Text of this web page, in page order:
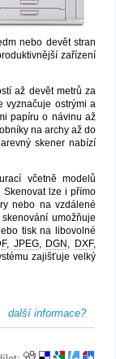
nebo devět stran
zařízení
až devět metrů za
vyznačuje ostrými a
papíru o návinu až
na archy až do
skener nabízí
včetně modelů
lze i přímo
nebo na vzdálené
umožňuje
tisk na libovolné
, JPEG, DGN , DXF,
zajišťuje velký
další informace?